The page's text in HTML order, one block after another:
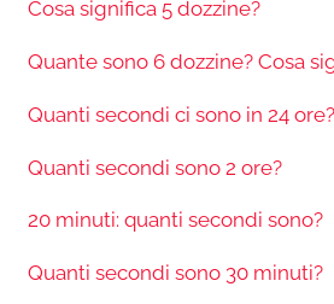
Cosa significa 5 dozzine?
Quante sono 6 dozzine? Cosa
Quanti secondi ci sono in 24 ore?
Quanti secondi sono 2 ore?
20 minuti: quanti secondi sono?
Quanti secondi sono 30 minuti?